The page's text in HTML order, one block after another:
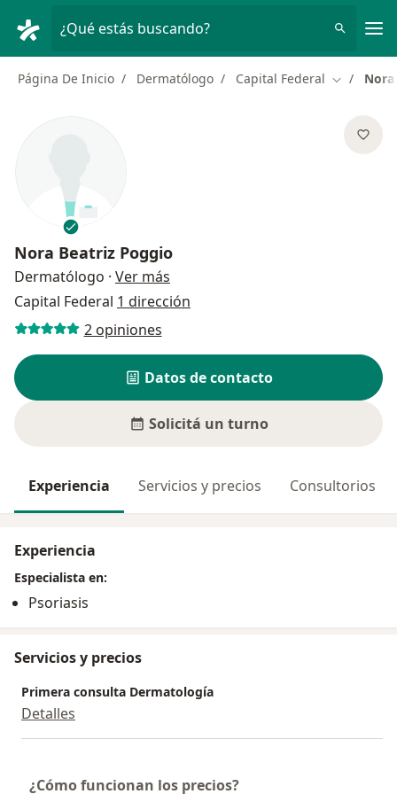
¿Qué estás buscando?
Página De Inicio Dermatólogo Capital Federal Cambiar
Nora Beatriz Poggio
Dermatólogo · Ver más
Capital Federal 1 dirección
2 opiniones
Datos de contacto
Solicitá un turno
Experiencia Servicios y precios Consultorios
Experiencia
Especialista en:
Psoriasis
Servicios y precios
Primera consulta Dermatología
Detalles
¿Cómo funcionan los precios?